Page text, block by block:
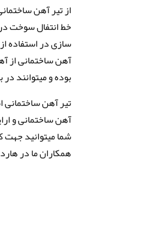
از تیر آهن
خط انتفال سوخت
سازی در استفاده
آهن ساختمانی از
بوده و میتوانند در
تیر آهن ساختمانی
آهن ساختمانی و
شما میتوانید
همکاران ما در